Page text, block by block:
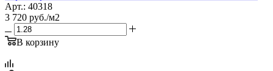
Арт.: 40318
3 720 руб./м2
В корзину